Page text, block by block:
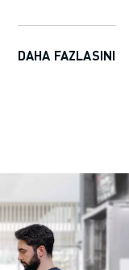
DAHA FAZLASINI